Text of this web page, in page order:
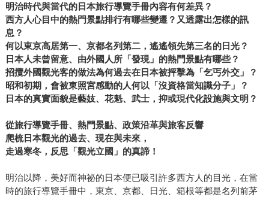
明治時代與當代的日本旅行導覽手冊內容有何差異？
西方人心目中的熱門景點排行有哪些變遷？又透露出怎樣的訊
息？
何以東京高居第一、京都名列第二，遙遙領先第三名的日光？
日本人未曾留意、由外國人所「發現」的熱門景點有哪些？
招攬外國觀光客的做法為何過去在日本被抨擊為「乞丐外交」？
昭和初期，會被東照宮感動的人何以「沒資格當知識分子」？
日本的真實面貌是藝妓、花魁、武士，抑或現代化設施與文明？
從旅行導覽手冊、熱門景點、政策沿革與旅客反響
爬梳日本觀光的過去、現在與未來，
走過寒冬，反思「觀光立國」的真諦！
明治以降，美好而神祕的日本便已吸引許多西方人的目光，在當
時的旅行導覽手冊中，東京、京都、日光、箱根等都是名列前茅